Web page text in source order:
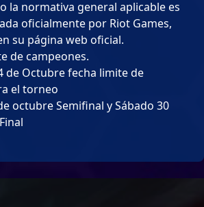
la normativa general aplicable es
oficialmente por Riot Games,
su página web oficial.
de campeones.
de Octubre fecha limite de
el torneo
octubre Semifinal y Sábado 30